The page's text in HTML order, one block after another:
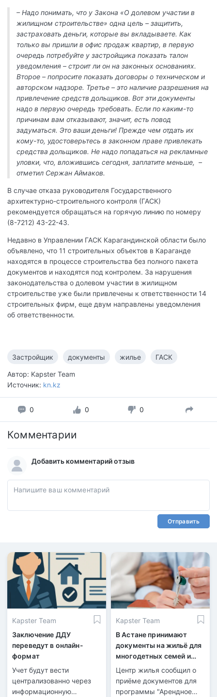
– Надо понимать, что у Закона «О долевом участии в
жилищном строительстве» одна цель – защитить,
застраховать деньги, которые вы вкладываете. Как
только вы пришли в офис продаж квартир, в первую
очередь потребуйте у застройщика показать талон
уведомления – строит ли он на законных основаниях.
Второе – попросите показать договоры о техническом и
авторском надзоре. Третье – это наличие разрешения на
привлечение средств дольщиков. Вот эти документы
надо в первую очередь требовать. Если по каким-то
причинам вам отказывают, значит, есть повод
задуматься. Это ваши деньги! Прежде чем отдать их
кому-то, удостоверьтесь в законном праве привлекать
средства дольщиков. Не надо попадаться на рекламные
уловки, что, вложившись сегодня, заплатите меньше, –
отметил Сержан Аймаков.
В случае отказа руководителя Государственного
архитектурно-строительного контроля (ГАСК)
рекомендуется обращаться на горячую линию по номеру
(8-7212) 43-22-43.
Недавно в Управлении ГАСК Карагандинской области было
объявлено, что 11 строительных объектов в Караганде
находятся в процессе строительства без полного пакета
документов и находятся под контролем. За нарушения
законодательства о долевом участии в жилищном
строительстве уже были привлечены к ответственности 14
строительных фирм, еще двум направлены уведомления
об ответственности.
Застройщик документы жилье ГАСК
Автор: Kapster Team
Источник: kn.kz
0 0 0
Комментарии
Добавить комментарий отзыв
Отправить
Kapster Team
Заключение ДДУ
переведут в онлайн-
формат
Учет будут вести
централизованно через
информационную
Kapster Team
В Астане принимают
документы на жильё для
многодетных семей и
социально уязвимых
Центр жилья сообщил о
приёме документов для
программы "Арендное